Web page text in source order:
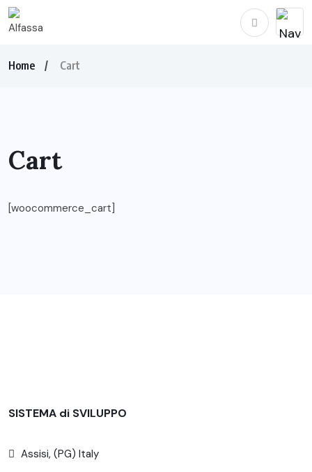
Home Cart
Cart
[woocommerce_cart]
SISTEMA di SVILUPPO
Assisi, (PG) Italy